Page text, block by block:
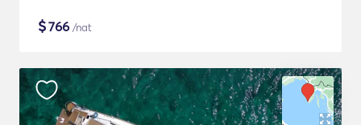
$766 /nat